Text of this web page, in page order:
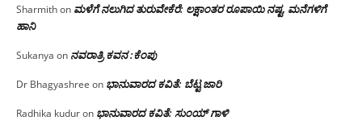
Sharmithon ಮಳೆಗೆ ನಲುಗಿದ ತುರುವೇಕೆರೆ: ಲಕ್ಷಾಂತರ ರೂಪಾಯಿ ನಷ್ಟ, ಮನೆಗಳಿಗೆ
ಹಾನಿ
Sukanya on ನವರಾತ್ರಿ ಕವನ :ಕೆಂಪು
Dr Bhagyashree on ಭಾನುವಾರದ ಕವಿತೆ: ಬೆಟ್ಟ ಜಾರಿ
Radhika kuduron ಭಾನುವಾರದ ಕವಿತೆ: ಸುಂಯ್ ಗಾಳಿ